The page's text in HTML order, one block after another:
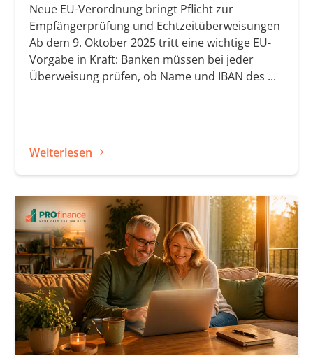
Neue EU-Verordnung bringt Pflicht zur
Empfängerprüfung und Echtzeitüberweisungen
Ab dem 9. Oktober 2025 tritt eine wichtige EU-
Vorgabe in Kraft: Banken müssen bei jeder
Überweisung prüfen, ob Name und IBAN des ...
Weiterlesen